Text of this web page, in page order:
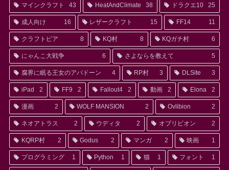
マインクラフト 43 HeatAndClimate 38 ドラクエ10 25
成人向け 16 レザークラフト 15 FF14 11
クラフトピア 8 KQ村 8 KQガチ村 6
にゃんこ大戦争 6 さよならを教えて 5
腐界に眠る王女のアバドーン 4 RP村 3 DLSite 3
iPad 2 FF9 2 Fallout4 2 動画 2 Elona 2
漫画 2 WOLF MANSION 2 Ovlibion 2
ネオアトラス 2 ウディタ 2 オブリビオン 2
KQRP村 2 Godus 2 マンガ 2 映画 1
プログラミング 1 Python 1 猫 1 フォント 1